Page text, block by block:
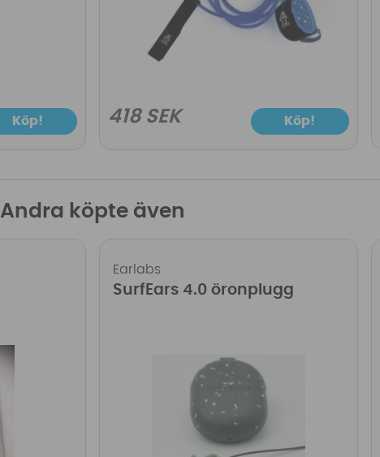
Köp! 418 SEK Köp!
Andra köpte även
Earlabs
SurfEars 4.0 öronplugg